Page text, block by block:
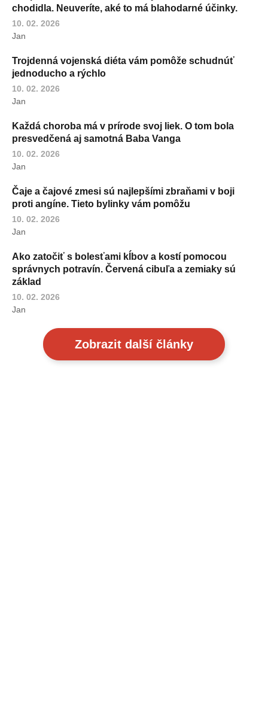
chodidla. Neuveríte, aké to má blahodarné účinky.
10. 02. 2026
Jan
Trojdenná vojenská diéta vám pomôže schudnúť
jednoducho a rýchlo
10. 02. 2026
Jan
Každá choroba má v prírode svoj liek. O tom bola
presvedčená aj samotná Baba Vanga
10. 02. 2026
Jan
Čaje a čajové zmesi sú najlepšími zbraňami v boji
proti angíne. Tieto bylinky vám pomôžu
10. 02. 2026
Jan
Ako zatočiť s bolesťami kĺbov a kostí pomocou
správnych potravín. Červená cibuľa a zemiaky sú
základ
10. 02. 2026
Jan
Zobrazit další články